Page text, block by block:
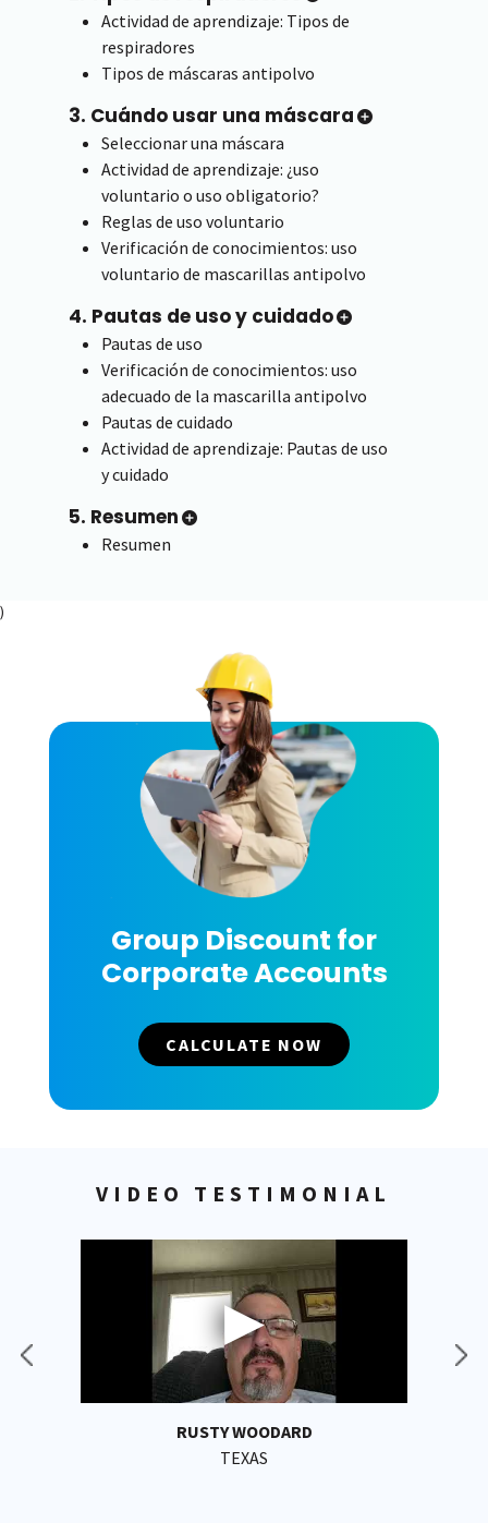
Actividad de aprendizaje: Tipos de
respiradores
Tipos de máscaras antipolvo
3. Cuándo usar una máscara
Seleccionar una máscara
Actividad de aprendizaje: ¿uso
voluntario o uso obligatorio?
Reglas de uso voluntario
Verificación de conocimientos: uso
voluntario de mascarillas antipolvo
4. Pautas de uso y cuidado
Pautas de uso
Verificación de conocimientos: uso
adecuado de la mascarilla antipolvo
Pautas de cuidado
Actividad de aprendizaje: Pautas de uso
y cuidado
5. Resumen
Resumen
)
Group Discount for
Corporate Accounts
CALCULATE NOW
VIDEO TESTIMONIAL
RUSTY WOODARD
TEXAS